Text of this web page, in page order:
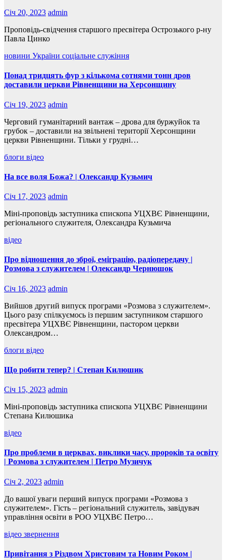
Січ 20, 2023 admin
Проповідь-cвідчення старшого пресвітера Острозького р-ну
Павла Цинко
новини України соціальне служіння
Понад тридцять фур з кількома сотнями тонн дров
доставили церкви Рівненщини на Херсонщину
Січ 19, 2023 admin
Черговий гуманітарний вантаж – дрова для буржуйок та
грубок – доставили на звільнені території Херсонщини
церкви Рівненщини. Тільки у грудні…
блоги відео
На все воля Божа? | Олександр Кузьмич
Січ 17, 2023 admin
Міні-проповідь заступника єпископа УЦХВЄ Рівненщини,
регіонального служителя, Олександра Кузьмича
відео
Про відношення до зброї, еміграцію, радіопередачу |
Розмова з служителем | Олександр Чернюшок
Січ 16, 2023 admin
Вийшов другий випуск програми «Розмова з служителем».
Цього разу спілкуємось із першим заступником старшого
пресвітера УЦХВЄ Рівненщини, пастором церкви
Олександром…
блоги відео
Що робити тепер? | Степан Килюшик
Січ 15, 2023 admin
Міні-проповідь заступника єпископа УЦХВЄ Рівненщини
Степана Килюшика
відео
Про проблеми в церквах, виклики часу, пророків та освіту
| Розмова з служителем | Петро Музичук
Січ 2, 2023 admin
До вашої уваги перший випуск програми «Розмова з
служителем». Гість – регіональний служитель, завідувач
управління освіти в РОО УЦХВЄ Петро…
відео звернення
Привітання з Різдвом Христовим та Новим Роком |